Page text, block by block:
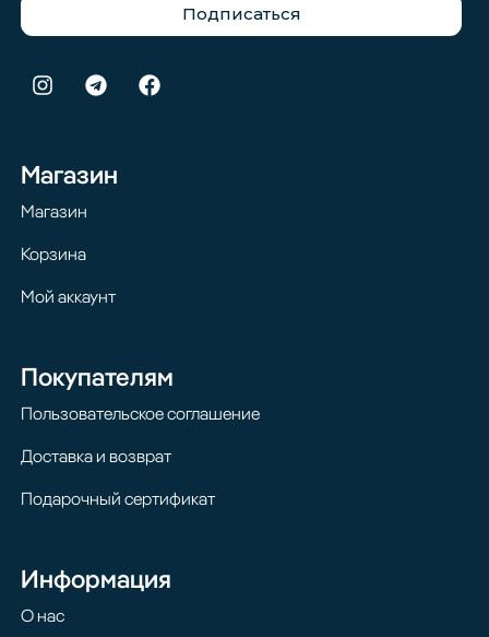
Подписаться
Магазин
Магазин
Корзина
Мой аккаунт
Покупателям
Пользовательское соглашение
Доставка и возврат
Подарочный сертификат
Информация
О нас